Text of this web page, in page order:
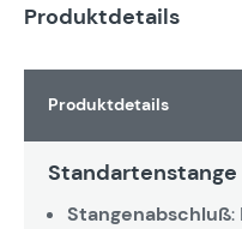
Produktdetails
Produktdetails
Standartenstange
Stangenabschluß: